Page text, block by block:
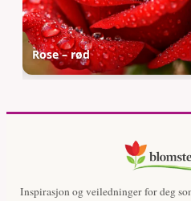
Rose – rød
Inspirasjon og veiledninger for deg